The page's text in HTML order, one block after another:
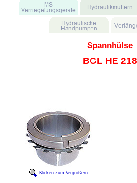
Spannhülse
BGL HE 218
Klicken zum Vergrößern